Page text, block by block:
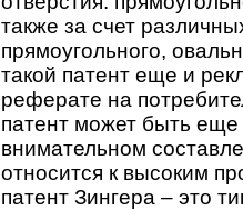
также за счет
прямоугольного,
такой патент еще и
реферате на
патент может быть
внимательном
относится к высоким
патент Зингера – это